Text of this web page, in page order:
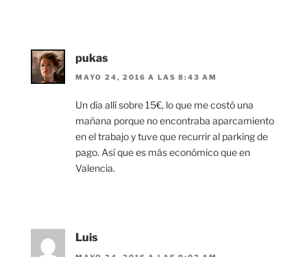
pukas
MAYO 24, 2016 A LAS 8:43 AM
Un día allí sobre 15€, lo que me costó una
mañana porque no encontraba aparcamiento
en el trabajo y tuve que recurrir al parking de
pago. Así que es más económico que en
Valencia.
Luis